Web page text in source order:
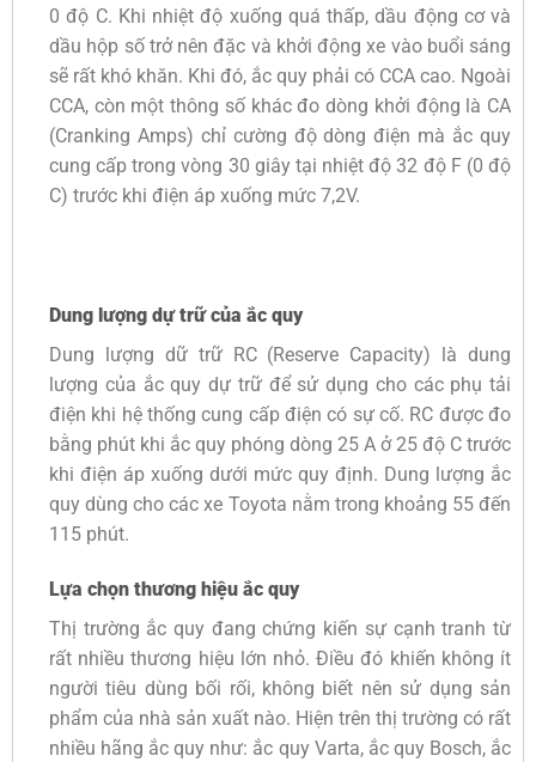
0 độ C. Khi nhiệt độ xuống quá thấp, dầu động cơ và
dầu hộp số trở nên đặc và khởi động xe vào buổi sáng
sẽ rất khó khăn. Khi đó, ắc quy phải có CCA cao. Ngoài
CCA, còn một thông số khác đo dòng khởi động là CA
(Cranking Amps) chỉ cường độ dòng điện mà ắc quy
cung cấp trong vòng 30 giây tại nhiệt độ 32 độ F (0 độ
C) trước khi điện áp xuống mức 7,2V.
Dung lượng dự trữ của ắc quy
Dung lượng dữ trữ RC (Reserve Capacity) là dung
lượng của ắc quy dự trữ để sử dụng cho các phụ tải
điện khi hệ thống cung cấp điện có sự cố. RC được đo
bằng phút khi ắc quy phóng dòng 25 A ở 25 độ C trước
khi điện áp xuống dưới mức quy định. Dung lượng ắc
quy dùng cho các xe Toyota nằm trong khoảng 55 đến
115 phút.
Lựa chọn thương hiệu ắc quy
Thị trường ắc quy đang chứng kiến sự cạnh tranh từ
rất nhiều thương hiệu lớn nhỏ. Điều đó khiến không ít
người tiêu dùng bối rối, không biết nên sử dụng sản
phẩm của nhà sản xuất nào. Hiện trên thị trường có rất
nhiều hãng ắc quy như: ắc quy Varta, ắc quy Bosch, ắc